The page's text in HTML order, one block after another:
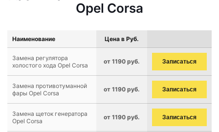
Opel Corsa
Наименование Цена в Руб.
Замена регулятора
холостого хода Opel Corsa
от 1190 руб. Записаться
Замена противотуманной
фары Opel Corsa
от 1190 руб. Записаться
Замена щеток генератора
Opel Corsa
от 1190 руб. Записаться